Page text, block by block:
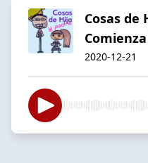
Cosas de
2020-12-21